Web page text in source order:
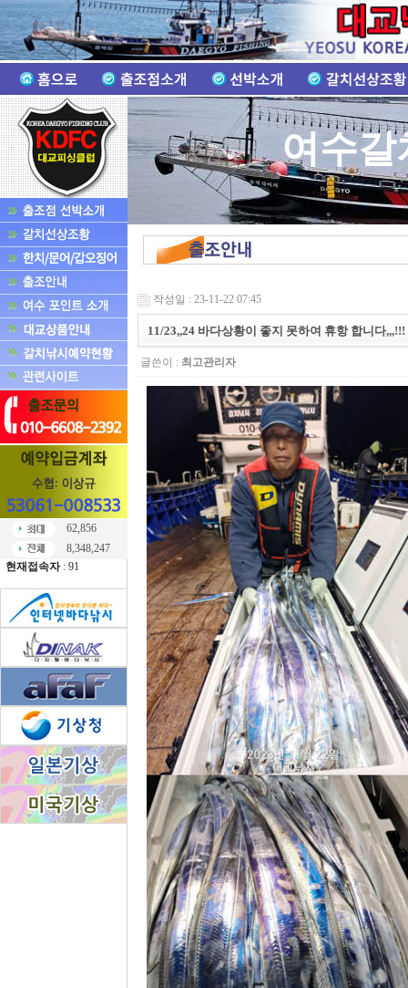
62,856
8,348,247
현재접속자: 91
여수갈
작성일 : 23-11-22 07:45
11/23,,24 바다상황이 좋지 못하여 휴항 합니다,,,!!!
글쓴이 : 최고관리자